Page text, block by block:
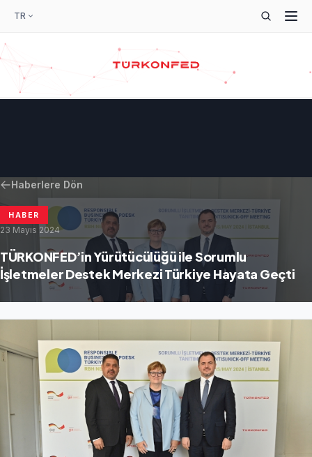
TR
Haberlere Dön
HABER
23 Mayıs 2024
TÜRKONFED’in Yürütücülüğü ile Sorumlu
İşletmeler Destek Merkezi Türkiye Hayata Geçti